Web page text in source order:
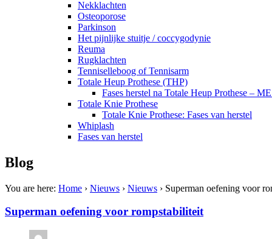
Nekklachten
Osteoporose
Parkinson
Het pijnlijke stuitje / coccygodynie
Reuma
Rugklachten
Tenniselleboog of Tennisarm
Totale Heup Prothese (THP)
Fases herstel na Totale Heup Prothese –
Totale Knie Prothese
Totale Knie Prothese: Fases van herstel
Whiplash
Fases van herstel
Blog
You are here: Home › Nieuws › Nieuws › Superman oefening voor
Superman oefening voor rompstabiliteit